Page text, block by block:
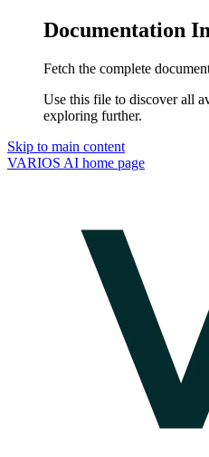
Documentation
Fetch the complete
Use this file to discover all
exploring further.
Skip to main content
VARIOS AI home page